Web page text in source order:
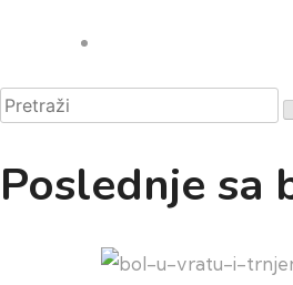
Pretraži
Poslednje sa